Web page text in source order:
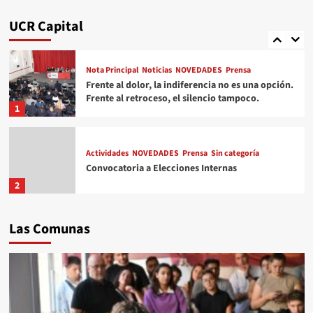
UCR Capital
5
1
Nota Principal Noticias NOVEDADES Prensa
Frente al dolor, la indiferencia no es una opción.
Frente al retroceso, el silencio tampoco.
2
Actividades NOVEDADES Prensa Sin categoría
Convocatoria a Elecciones Internas
Sin categoría
Ciudad de Buenos Aires a la reunión constitutiva
del cuerpo.
Actividades Nota Principal Noticias
NOVEDADES
Las Comunas